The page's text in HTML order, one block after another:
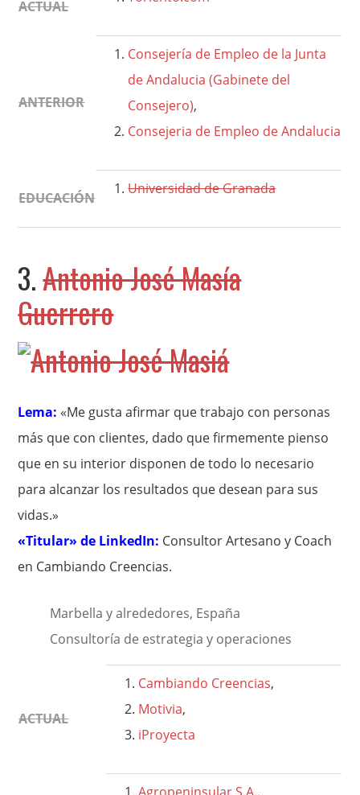
ACTUAL
ANTERIOR
Consejería de Empleo de la Junta
de Andalucia (Gabinete del
Consejero),
Consejeria de Empleo de Andalucia
EDUCACIÓN
Universidad de Granada
3.Antonio José Masía
Guerrero
Lema: «Me gusta afirmar que trabajo con personas
más que con clientes, dado que firmemente pienso
que en su interior disponen de todo lo necesario
para alcanzar los resultados que desean para sus
vidas.»
«Titular» de LinkedIn: Consultor Artesano y Coach
en Cambiando Creencias.
Marbella y alrededores, España
Consultoría de estrategia y operaciones
ACTUAL
Cambiando Creencias,
Motivia,
iProyecta